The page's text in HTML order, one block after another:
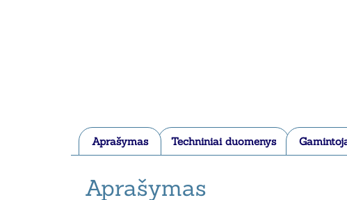
Aprašymas Techniniai duomenys
Aprašymas